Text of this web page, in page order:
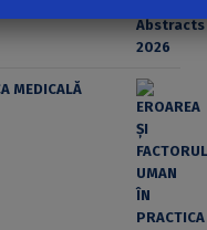
MEDICALĂ